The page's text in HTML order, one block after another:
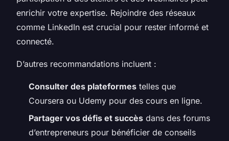
enrichir votre expertise. Rejoindre des réseaux
comme LinkedIn est crucial pour rester informé et
connecté.
D’autres recommandations incluent :
Consulter des plateformes telles que
Coursera ou Udemy pour des cours en ligne.
Partager vos défis et succès dans des forums
d’entrepreneurs pour bénéficier de conseils